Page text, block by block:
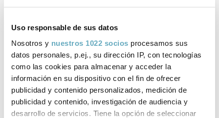
Uso responsable de sus datos
Nosotros y nuestros 1022 socios procesamos sus
datos personales, p.ej., su dirección IP, con tecnologías
como las cookies para almacenar y acceder la
información en su dispositivo con el fin de ofrecer
publicidad y contenido personalizados, medición de
publicidad y contenido, investigación de audiencia y
desarrollo de servicios. Tiene la opción de seleccionar
Ficha técnica
ISBN: 978-84-19271-10-5
Páginas: 184
Tema: Ciencia